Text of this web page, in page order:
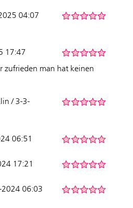
04:07
17:47
zufrieden man hat keinen
/ 3-3-
06:51
17:21
06:03